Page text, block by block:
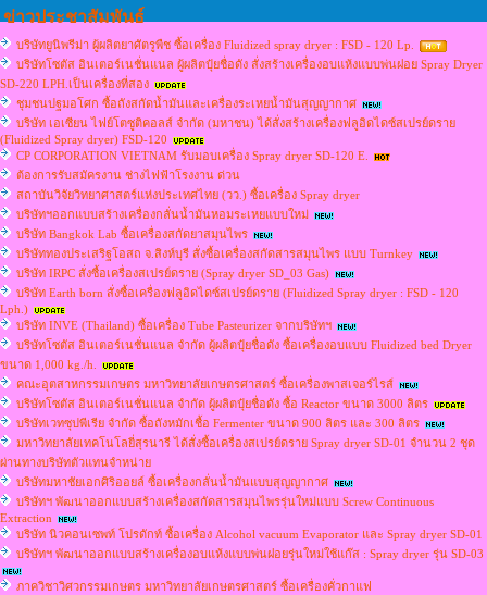
ข่าวประชาสัมพันธ์
บริษัทยูนิพรีม่า ผู้ผลิตยาศัตรูพืช ซื้อเครื่อง Fluidized spray dryer : FSD - 120 Lp.
บริษัทโซตัส อินเตอร์เนชั่นแนล ผู้ผลิตปุ๋ยชื่อดัง สั่งสร้างเครื่องอบแห้งแบบพ่นฝอย Spray Dryer
SD-220 LPH.เป็นเครื่องที่สอง
ชุมชนปฐมอโศก ซื้อถังสกัดน้ำมันและเครื่องระเหยน้ำมันสุญญากาศ
บริษัท เอเซียน ไฟย์โตซูติคอลส์ จำกัด (มหาชน) ได้สั่งสร้างเครื่องฟลูอิดไดซ์สเปรย์ดราย
(Fluidized Spray dryer) FSD-120
CP CORPORATION VIETNAM รับมอบเครื่อง Spray dryer SD-120 E.
ต้องการรับสมัครงาน ช่างไฟฟ้าโรงงาน ด่วน
สถาบันวิจัยวิทยาศาสตร์แห่งประเทศไทย (วว.) ซื้อเครื่อง Spray dryer
บริษัทฯออกแบบสร้างเครื่องกลั่นน้ำมันหอมระเหยแบบใหม่
บริษัท Bangkok Lab ซื้อเครื่องสกัดยาสมุนไพร
บริษัททองประเสริฐโอสถ จ.สิงห์บุรี สั่งซื้อเครื่องสกัดสารสมุนไพร แบบ Turnkey
บริษัท IRPC สั่งซื้อเครื่องสเปรย์ดราย (Spray dryer SD_03 Gas)
บริษัท Earth born สั่งซื้อเครื่องฟลูอิดไดซ์สเปรย์ดราย (Fluidized Spray dryer : FSD - 120
Lph.)
บริษัท INVE (Thailand) ซื้อเครื่อง Tube Pasteurizer จากบริษัทฯ
บริษัทโซตัส อินเตอร์เนชั่นแนล จำกัด ผู้ผลิตปุ๋ยชื่อดัง ซื้อเครื่องอบแบบ Fluidized bed Dryer
ขนาด 1,000 kg./h.
คณะอุตสาหกรรมเกษตร มหาวิทยาลัยเกษตรศาสตร์ ซื้อเครื่องพาสเจอร์ไรส์
บริษัทโซตัส อินเตอร์เนชั่นแนล จำกัด ผู้ผลิตปุ๋ยชื่อดัง ซื้อ Reactor ขนาด 3000 ลิตร
บริษัทเวทซุปพีเรีย จำกัด ซื้อถังหมักเชื้อ Fermenter ขนาด 900 ลิตร และ 300 ลิตร
มหาวิทยาลัยเทคโนโลยี่สุรนารี ได้สั่งซื้อเครื่องสเปรย์ดราย Spray dryer SD-01 จำนวน 2 ชุด
ผ่านทางบริษัทตัวแทนจำหน่าย
บริษัทมหาชัยเอกศิริออยล์ ซื้อเครื่องกลั่นน้ำมันแบบสุญญากาศ
บริษัทฯ พัฒนาออกแบบสร้างเครื่องสกัดสารสมุนไพรรุ่นใหม่แบบ Screw Continuous
Extraction
บริษัท นิวคอนเซพท์ โปรดักท์ ซื้อเครื่อง Alcohol vacuum Evaporator และ Spray dryer SD-01
บริษัทฯ พัฒนาออกแบบสร้างเครื่องอบแห้งแบบพ่นฝอยรุ่นใหม่ใช้แก๊ส : Spray dryer รุ่น SD-03
ภาควิชาวิศวกรรมเกษตร มหาวิทยาลัยเกษตรศาสตร์ ซื้อเครื่องคั่วกาแฟ